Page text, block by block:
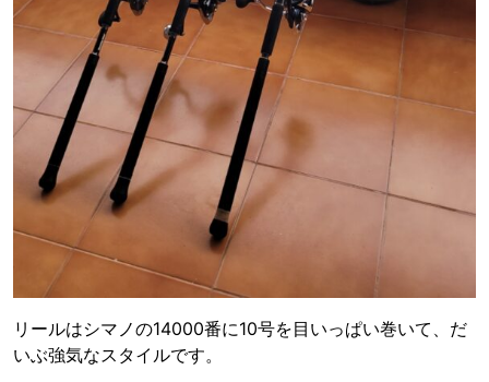
リールはシマノの14000番に10号を目いっぱい巻いて、だ
いぶ強気なスタイルです。